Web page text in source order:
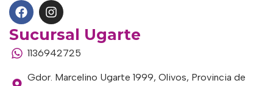
Sucursal Ugarte
1136942725
Gdor. Marcelino Ugarte 1999, Olivos, Provincia de